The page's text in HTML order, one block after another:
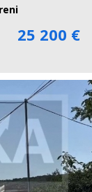
25 200 €